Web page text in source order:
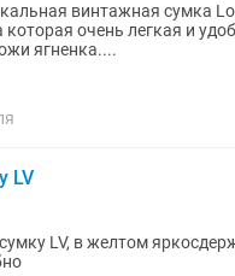
винтажная сумка
которая очень легкая и
ягненка....
LV
LV, в желтом